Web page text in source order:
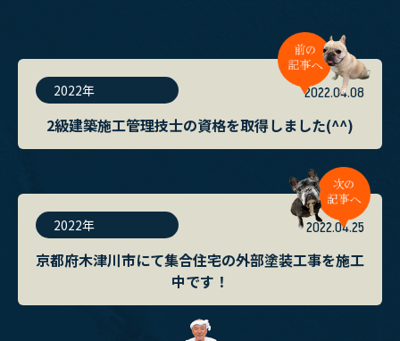
2022年 2022.04.08
2級建築施工管理技士の資格を取得しました(^^)
2022年 2022.04.25
京都府木津川市にて集合住宅の外部塗装工事を施工
中です！